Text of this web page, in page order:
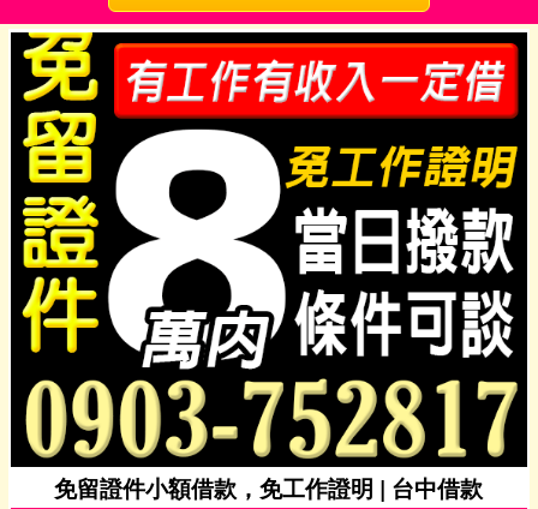
免留證件小額借款，免工作證明 | 台中借款